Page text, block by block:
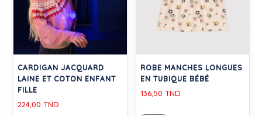
CARDIGAN JACQUARD
LAINE ET COTON ENFANT
FILLE
224,00 TND
ROBE MANCHES LONGUES
EN TUBIQUE BÉBÉ
136,50 TND